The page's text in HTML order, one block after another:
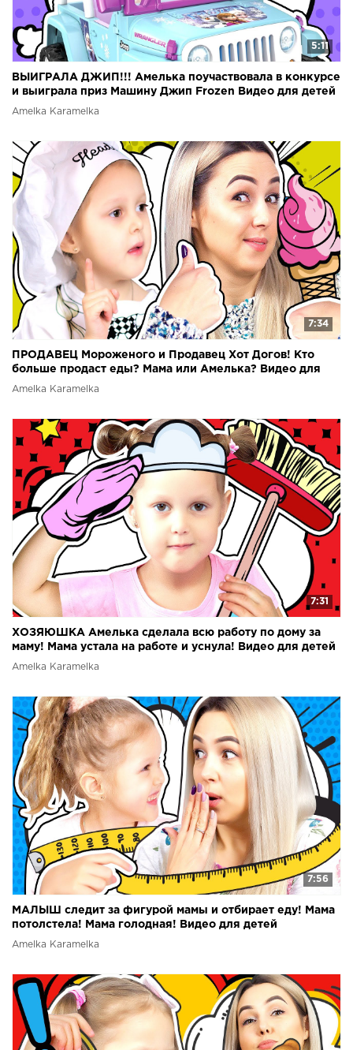
5:11
ВЫИГРАЛА ДЖИП!!! Амелька поучаствовала в конкурсе
и выиграла приз Машину Джип Frozen Видео для детей
Amelka Karamelka
7:34
ПРОДАВЕЦ Мороженого и Продавец Хот Догов! Кто
больше продаст еды? Мама или Амелька? Видео для
детей
Amelka Karamelka
7:31
ХОЗЯЮШКА Амелька сделала всю работу по дому за
маму! Мама устала на работе и уснула! Видео для детей
Amelka Karamelka
7:56
МАЛЫШ следит за фигурой мамы и отбирает еду! Мама
потолстела! Мама голодная! Видео для детей
Amelka Karamelka